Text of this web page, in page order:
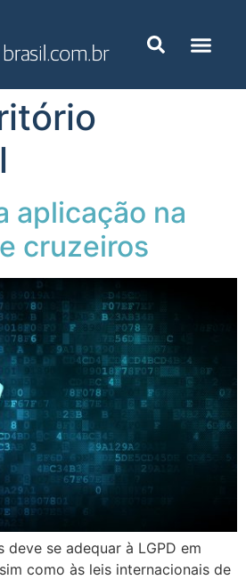
aplicação na
cruzeiros
deve se adequar à LGPD em
como às leis internacionais de